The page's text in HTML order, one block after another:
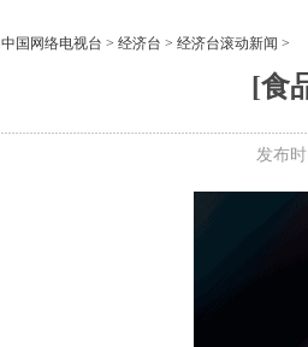
中国网络电视台 > 经济台 > 经济台滚动新闻 >
[食
发布